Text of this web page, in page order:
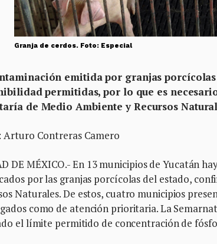
Granja de cerdos. Foto: Especial
emitida por granjas
permitidas, por lo que es
de Medio Ambiente y Recursos
Arturo Contreras Camero
DE MÉXICO.- En 13 municipios de Yucatán
por las granjas porcícolas del estado,
Naturales. De estos, cuatro municipios
como de atención prioritaria. La
el límite permitido de concentración de